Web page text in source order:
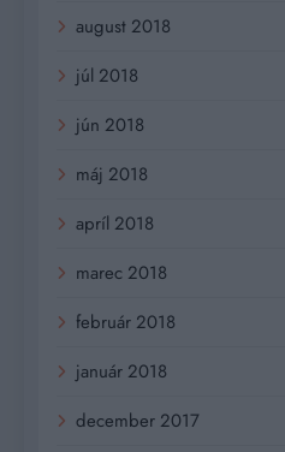
august 2018
júl 2018
jún 2018
máj 2018
apríl 2018
marec 2018
február 2018
január 2018
december 2017